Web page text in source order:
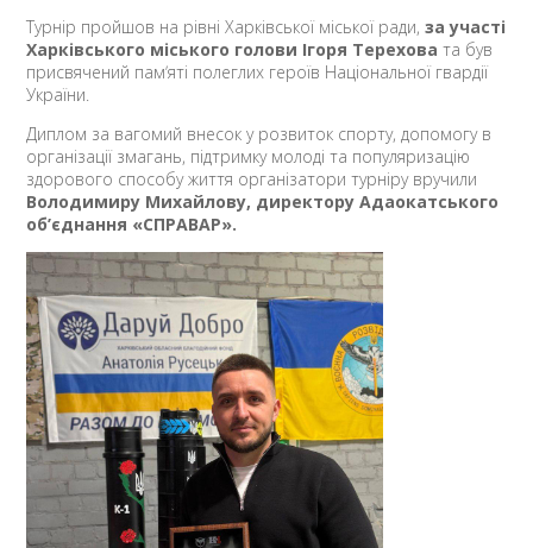
Турнір пройшов на рівні Харківської міської ради,за участі
Харківського міського голови Ігоря Терехова та був
присвячений памʼяті полеглих героїв Національної гвардії
України.
Диплом за вагомий внесок у розвиток спорту, допомогу в
організації змагань, підтримку молоді та популяризацію
здорового способу життя організатори турніру вручили
Володимиру Михайлову, директору Адаокатського
об’єднання «СПРАВАР».